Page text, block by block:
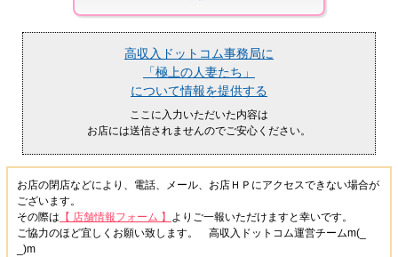
高収入ドットコム事務局に
「極上の人妻たち」
について情報を提供する
ここに入力いただいた内容は
お店には送信されませんのでご安心ください。
お店の閉店などにより、電話、メール、お店ＨＰにアクセスできない場合が
ございます。
その際は 【 店舗情報フォーム 】 よりご一報いただけますと幸いです。
ご協力のほど宜しくお願い致します。 高収入ドットコム運営チームm(_
_)m